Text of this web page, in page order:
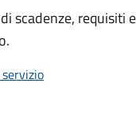
scadenze,